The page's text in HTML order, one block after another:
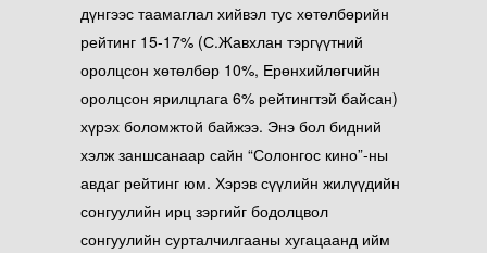
дүнгээс таамаглал хийвэл тус хөтөлбөрийн
рейтинг 15-17% (С.Жавхлан тэргүүтний
оролцсон хөтөлбөр 10%, Ерөнхийлөгчийн
оролцсон ярилцлага 6% рейтингтэй байсан)
хүрэх боломжтой байжээ. Энэ бол бидний
хэлж заншсанаар сайн “Солонгос кино”-ны
авдаг рейтинг юм. Хэрэв сүүлийн жилүүдийн
сонгуулийн ирц зэргийг бодолцвол
сонгуулийн сурталчилгааны хугацаанд ийм